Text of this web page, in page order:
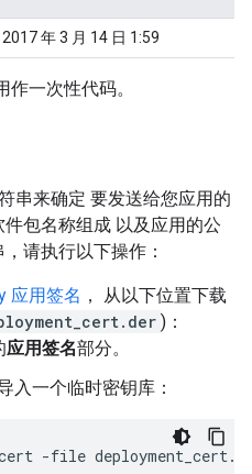
2017 年 3 月 14 日 1:59
一次性代码。
串来确定 要发送给您应用的
包名称组成 以及应用的公
请执行以下操作：
应用签名 ， 从以下位置下载
)：
应用签名部分。
入一个临时密钥库：